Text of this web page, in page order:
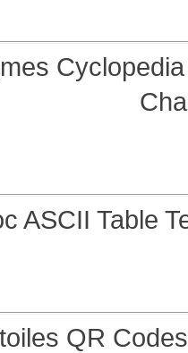
ASCII Table
QR Codes